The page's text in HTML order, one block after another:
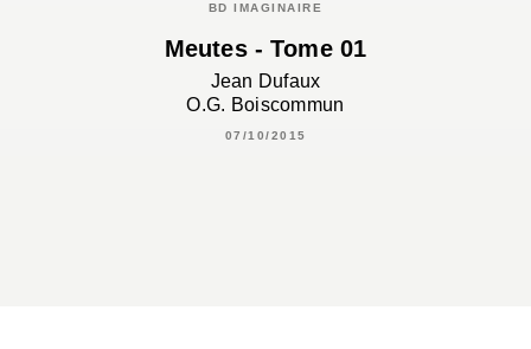
BD IMAGINAIRE
Meutes - Tome 01
Jean Dufaux
O.G. Boiscommun
07/10/2015